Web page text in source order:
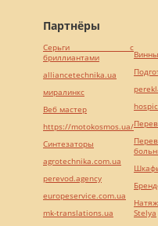
Партнёры
Серьги с
бриллиантами
alliancetechnika.ua
миралинкс
Веб мастер
https://motokosmos.ua/
Синтезаторы
agrotechnika.com.ua
perevod.agency
europeservice.com.ua
mk-translations.ua
Stelya